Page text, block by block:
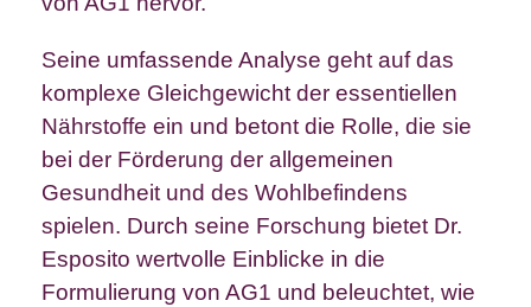
Seine umfassende Analyse geht auf das
komplexe Gleichgewicht der essentiellen
Nährstoffe ein und betont die Rolle, die sie
bei der Förderung der allgemeinen
Gesundheit und des Wohlbefindens
spielen. Durch seine Forschung bietet Dr.
Esposito wertvolle Einblicke in die
Formulierung von AG1 und beleuchtet, wie